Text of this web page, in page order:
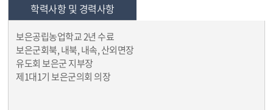
학력사항 및 경력사항
보은공립농업학교 2년 수료
보은군회북, 내북, 내속, 산외면장
유도회 보은군 지부장
제1대1기 보은군의회 의장